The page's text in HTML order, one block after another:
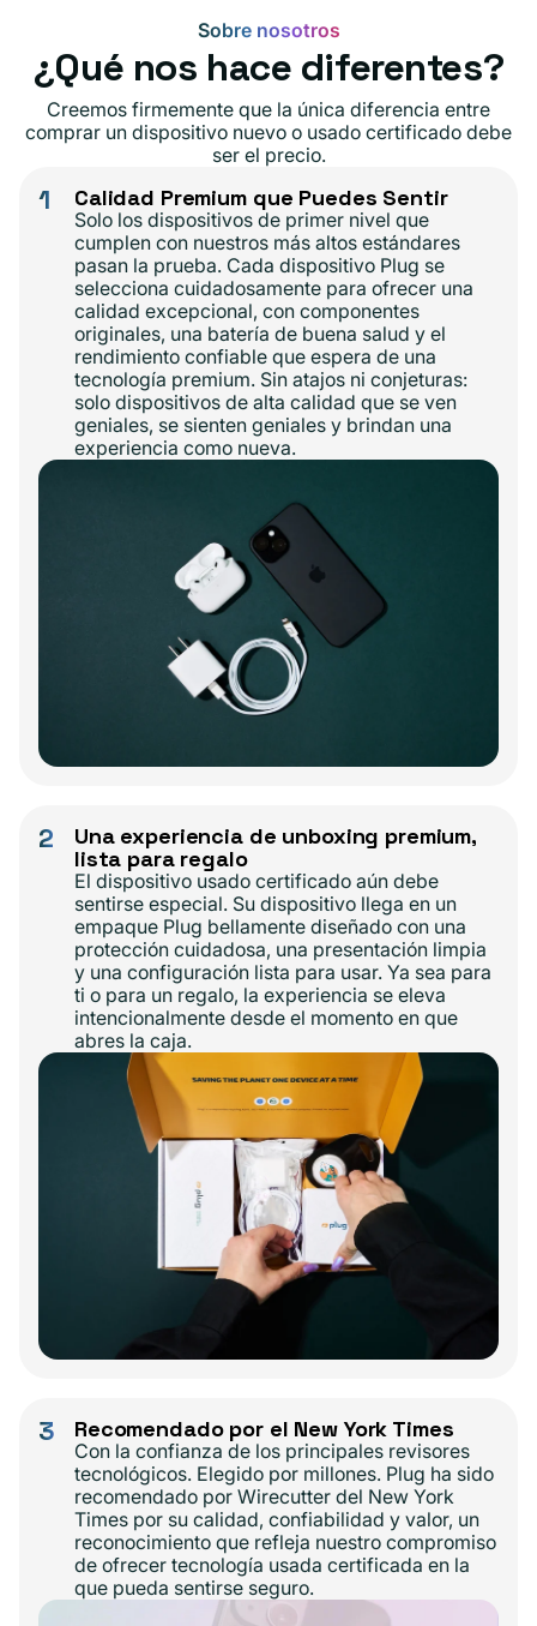
Sobre nosotros
¿Qué nos hace diferentes?
Creemos firmemente que la única diferencia entre
comprar un dispositivo nuevo o usado certificado debe
ser el precio.
1 Calidad Premium que Puedes Sentir
Solo los dispositivos de primer nivel que
cumplen con nuestros más altos estándares
pasan la prueba. Cada dispositivo Plug se
selecciona cuidadosamente para ofrecer una
calidad excepcional, con componentes
originales, una batería de buena salud y el
rendimiento confiable que espera de una
tecnología premium. Sin atajos ni conjeturas:
solo dispositivos de alta calidad que se ven
geniales, se sienten geniales y brindan una
experiencia como nueva.
2
Una experiencia de unboxing premium,
lista para regalo
El dispositivo usado certificado aún debe
sentirse especial. Su dispositivo llega en un
empaque Plug bellamente diseñado con una
protección cuidadosa, una presentación limpia
y una configuración lista para usar. Ya sea para
ti o para un regalo, la experiencia se eleva
intencionalmente desde el momento en que
abres la caja.
3 Recomendado por el New York Times
Con la confianza de los principales revisores
tecnológicos. Elegido por millones. Plug ha sido
recomendado por Wirecutter del New York
Times por su calidad, confiabilidad y valor, un
reconocimiento que refleja nuestro compromiso
de ofrecer tecnología usada certificada en la
que pueda sentirse seguro.